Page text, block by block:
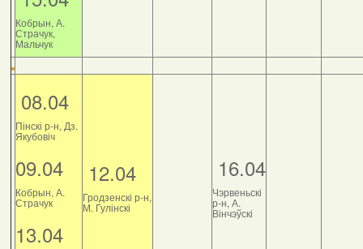
Кобрын, А.
Страчук,
Мальчук
08.04
Пінскі р-н, Дз.
Якубовіч
09.04
Кобрын, А.
Страчук
13.04
12.04
Гродзенскі р-н,
М. Гулінскі
16.04
Чэрвеньскі
р-н, А.
Вінчэўскі